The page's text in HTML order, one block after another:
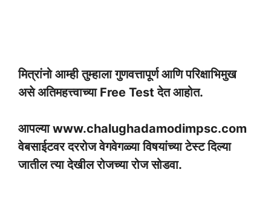
मित्रांनो आम्ही तुम्हाला गुणवत्तापूर्ण आणि परिक्षाभिमुख
असे अतिमहत्त्वाच्या Free Test देत आहोत.
आपल्या www.chalughadamodimpsc.com
वेबसाईटवर दररोज वेगवेगळ्या विषयांच्या टेस्ट दिल्या
जातील त्या देखील रोजच्या रोज सोडवा.